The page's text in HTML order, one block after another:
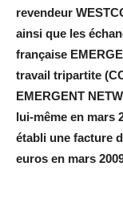
revendeur
ainsi que les
française
travail tripartite
EMERGENT
lui-même en mars
établi une facture
euros en mars